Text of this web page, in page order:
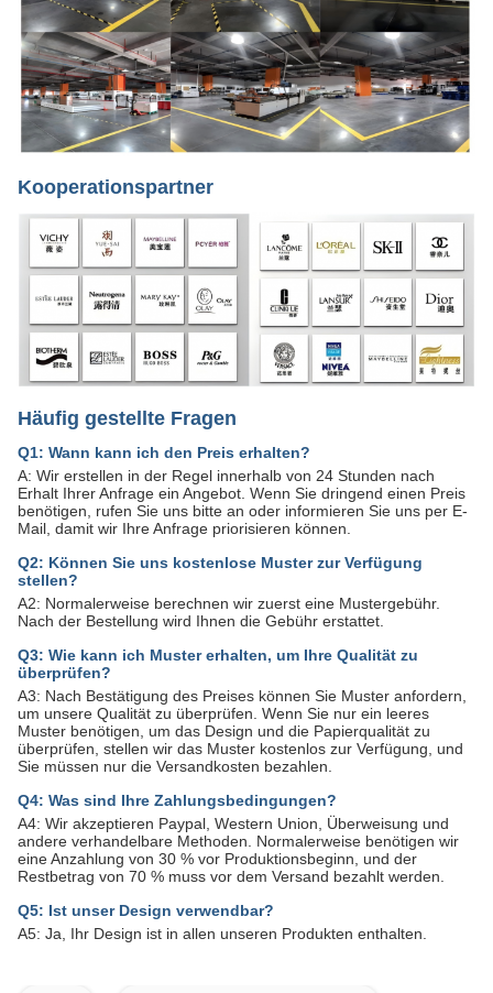
Kooperationspartner
Häufig gestellte Fragen
Q1: Wann kann ich den Preis erhalten?
A: Wir erstellen in der Regel innerhalb von 24 Stunden nach
Erhalt Ihrer Anfrage ein Angebot. Wenn Sie dringend einen Preis
benötigen, rufen Sie uns bitte an oder informieren Sie uns per E-
Mail, damit wir Ihre Anfrage priorisieren können.
Q2: Können Sie uns kostenlose Muster zur Verfügung
stellen?
A2: Normalerweise berechnen wir zuerst eine Mustergebühr.
Nach der Bestellung wird Ihnen die Gebühr erstattet.
Q3: Wie kann ich Muster erhalten, um Ihre Qualität zu
überprüfen?
A3: Nach Bestätigung des Preises können Sie Muster anfordern,
um unsere Qualität zu überprüfen. Wenn Sie nur ein leeres
Muster benötigen, um das Design und die Papierqualität zu
überprüfen, stellen wir das Muster kostenlos zur Verfügung, und
Sie müssen nur die Versandkosten bezahlen.
Q4: Was sind Ihre Zahlungsbedingungen?
A4: Wir akzeptieren Paypal, Western Union, Überweisung und
andere verhandelbare Methoden. Normalerweise benötigen wir
eine Anzahlung von 30 % vor Produktionsbeginn, und der
Restbetrag von 70 % muss vor dem Versand bezahlt werden.
Q5: Ist unser Design verwendbar?
A5: Ja, Ihr Design ist in allen unseren Produkten enthalten.